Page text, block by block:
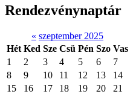
Rendezvénynaptár
« szeptember 2025
Hét Ked Sze Csü Pén Szo Vas
1
2 3 4 5 6
7
8
9 10 11 12 13
14
15
16 17 18 19 20
21